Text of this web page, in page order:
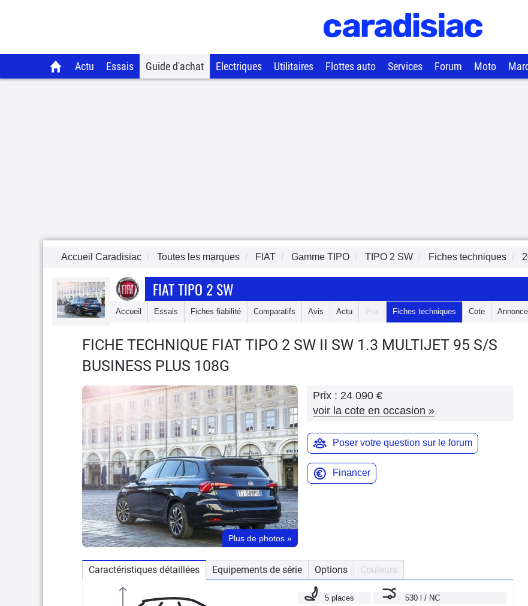
Actu Essais Guide d'achat Electriques Utilitaires Flottes auto Services Forum Moto
Accueil Caradisiac Toutes les marques FIAT Gamme TIPO TIPO 2 SW Fiches techniques
FIAT TIPO 2 SW
Accueil Essais Fiches fiabilité Comparatifs Avis Actu Prix Fiches techniques Cote
FICHE TECHNIQUE FIAT TIPO 2 SW II SW 1.3 MULTIJET 95 S/S
BUSINESS PLUS 108G
Plus de photos »
Prix : 24 090 €
voir la cote en occasion »
Poser votre question sur le forum
Financer
Caractéristiques détaillées Equipements de série Options Couleurs
5 places 530 l / NC